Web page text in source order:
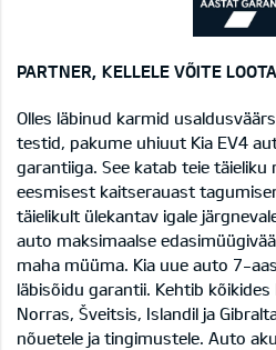
PARTNER, KELLELE VÕITE LOOTA
Olles läbinud karmid
testid, pakume uhiuut Kia EV4
garantiiga. See katab teie täieliku
eesmisest kaitserauast
täielikult ülekantav igale
auto maksimaalse
maha müüma. Kia uue auto 7-
läbisõidu garantii. Kehtib kõikides
Norras, Šveitsis, Islandil ja
nõuetele ja tingimustele. Auto